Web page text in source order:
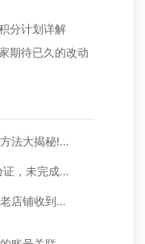
分计划详解
期待已久的改动
亚马逊账号过视频验证方法大揭秘!干货满满!
突发!老账号也要视频验证，未完成或被封号
关店警告！大批亚马逊老店铺收到视频验证邮件，疑账号不合规！